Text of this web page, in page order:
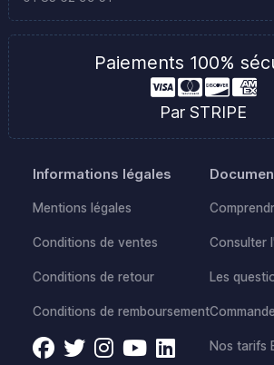
Paiements 100%
Par STRIPE
Informations légales
Mentions légales
Conditions de ventes
Conditions de retour
Conditions de remboursement
Consulter
Les
Nos tarifs